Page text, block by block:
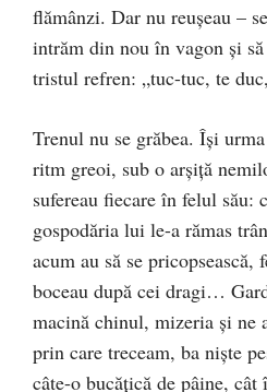
flămânzi. Dar nu reuşeau –
intrăm din nou în vagon şi
tristul refren: „tuc-tuc, te
Trenul nu se grăbea. Îşi
ritm greoi, sub o arşiţă
sufereau fiecare în felul său:
gospodăria lui le-a rămas
acum au să se
boceau după cei dragi…
macină chinul, mizeria şi ne
prin care treceam, ba nişte
câte-o bucăţică de pâine, cât